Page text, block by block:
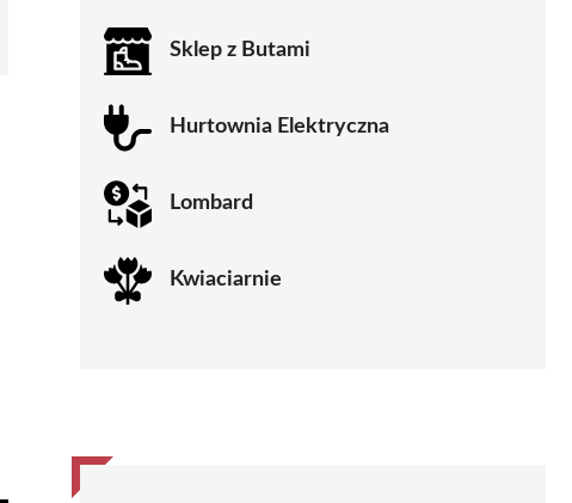
Sklep z Butami
Hurtownia Elektryczna
Lombard
Kwiaciarnie